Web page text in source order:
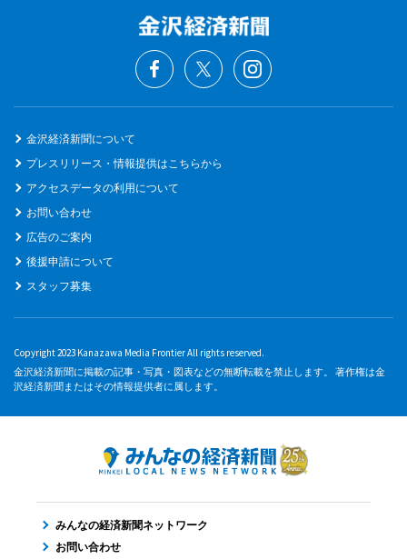
金沢経済新聞について
プレスリリース・情報提供はこちらから
アクセスデータの利用について
お問い合わせ
広告のご案内
後援申請について
スタッフ募集
Copyright 2023 Kanazawa Media Frontier All rights reserved.
金沢経済新聞に掲載の記事・写真・図表などの無断転載を禁止します。 著作権は金
沢経済新聞またはその情報提供者に属します。
みんなの経済新聞ネットワーク
お問い合わせ